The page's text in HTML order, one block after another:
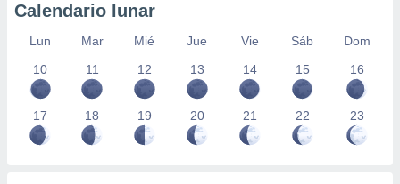
Calendario lunar
Lun Mar Mié Jue Vie Sáb
Dom
10
11 12 13 14 15 16
17 18 19 20 21 22 23